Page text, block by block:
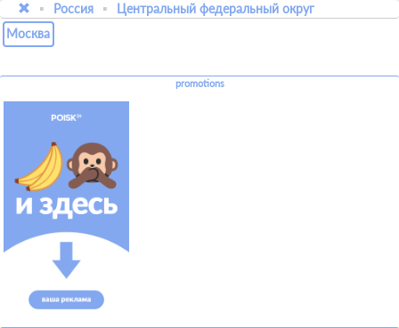
Россия
Центральный федеральный округ
Москва
promotions